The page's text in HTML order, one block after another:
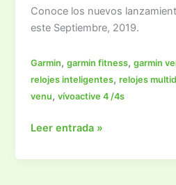
Conoce los nuevos
este Septiembre, 2019.
Garmin,garmin fitness,garmin
relojes inteligentes,relojes
venu,vívoactive 4 /4s
Serie
6,
Leer entrada »